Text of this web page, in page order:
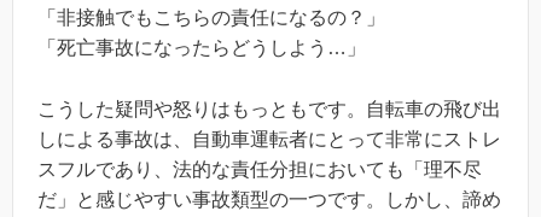
「非接触でもこちらの責任になるの？」
「死亡事故になったらどうしよう…」
こうした疑問や怒りはもっともです。自転車の飛び出
しによる事故は、自動車運転者にとって非常にストレ
スフルであり、法的な責任分担においても「理不尽
だ」と感じやすい事故類型の一つです。しかし、諦め